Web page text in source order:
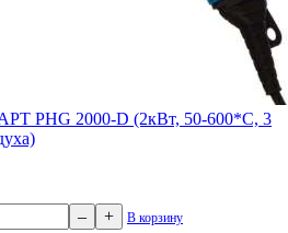
PHG 2000-D (2кВт, 50-600*С, 3
– + В корзину